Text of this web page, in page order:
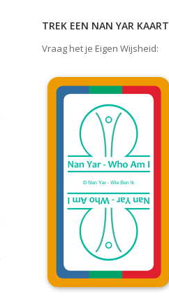
TREK EEN NAN YAR KAART
Vraag het je Eigen Wijsheid: